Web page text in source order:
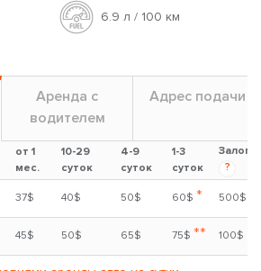
6.9 л / 100 км
Аренда с
водителем
Адрес подачи
от 1
мес.
10-29
суток
4-9
суток
1-3
суток
Залог
?
37$ 40$ 50$ 60$ * 500$
45$ 50$ 65$ 75$ ** 100$